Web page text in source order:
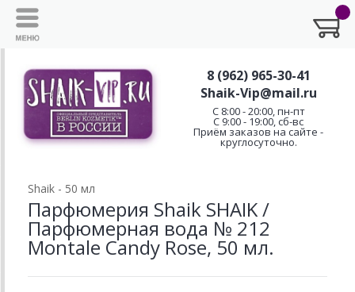
8 (962) 965-30-41
Shaik-Vip@mail.ru
C 8:00 - 20:00, пн-пт
С 9:00 - 19:00, сб-вс
Приём заказов на сайте -
круглосуточно.
Shaik - 50 мл
Парфюмерия Shaik SHAIK /
Парфюмерная вода № 212
Montale Candy Rose, 50 мл.